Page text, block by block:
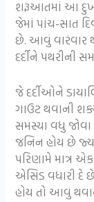
શરૂઆતમાં આ
જેમાં પાંચ-સાત
છે. આવું વારંવાર
દર્દીને પથરીની
જે દર્દીઓને
ગાઉટ થવાની
સમસ્યા વધુ
જનિન હોય છે
પરિણામે માત્ર
એસિડ વધારી દે
હોય તો આવું